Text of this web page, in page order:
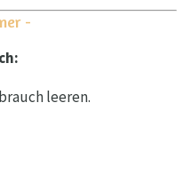
-
leeren.